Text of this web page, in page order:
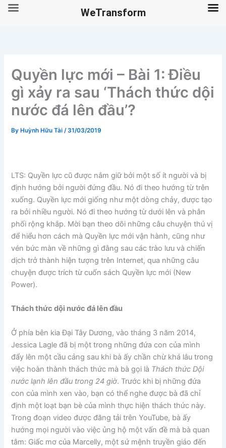
Quyền lực mới – Bài 1: Điều
gì xảy ra sau ‘Thách thức dội
nước đá lên đầu’?
By Huỳnh Hữu Tài/31/03/2019
LTS: Quyền lực cũ được nắm giữ bởi một số ít người và bị
định hướng bởi người đứng đầu. Nó đi theo hướng từ trên
xuống. Quyền lực mới giống như một dòng chảy, được tạo
ra bởi nhiều người. Nó đi theo hướng từ dưới lên và phân
phối rộng khắp. Mời bạn theo dõi những câu chuyện thú vị
để hiểu hơn cách mà Quyền lực mới vận hành, cũng như
vén bức màn về những gì đằng sau các trào lưu và chiến
dịch trở thành hiện tượng trên Internet, qua những câu
chuyện được trích từ cuốn sách Quyền lực mới (New
Power).
Thách thức dội nước đá lên đầu
Ở phía bên kia Đại Tây Dương, vào tháng 3 năm 2014,
Jessica Lagle đã bị một trong những đứa con của mình
đẩy lên một cầu cảng sau khi bà ấy chần chừ khá lâu trong
việc hoàn thành thách thức mà bà gọi là Thách thức Dội
nước lạnh lên đầu trong 24 giờ. Trước khi bị những đứa
con của mình xen vào, bạn có thể nghe được bà đã chỉ
định một loạt bạn bè của mình thực hiện thách thức này.
Trong đoạn video được đăng tải trên YouTube, bà ấy
hướng mọi người vào việc ủng hộ một vấn đề mà bà quan
tâm: Giấc mơ của Marcelly, một sứ mệnh truyền giáo đến
WeTransform